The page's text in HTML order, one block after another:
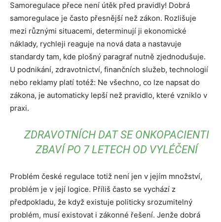
Samoregulace přece není útěk před pravidly! Dobrá
samoregulace je často přesnější než zákon. Rozlišuje
mezi různými situacemi, determinují ji ekonomické
náklady, rychleji reaguje na nová data a nastavuje
standardy tam, kde plošný paragraf nutně zjednodušuje.
U podnikání, zdravotnictví, finančních služeb, technologií
nebo reklamy platí totéž: Ne všechno, co lze napsat do
zákona, je automaticky lepší než pravidlo, které vzniklo v
praxi.
ZDRAVOTNÍCH DAT SE ONKOPACIENTI
ZBAVÍ PO 7 LETECH OD VYLÉČENÍ
Problém české regulace totiž není jen v jejím množství,
problém je v její logice. Příliš často se vychází z
předpokladu, že když existuje politicky srozumitelný
problém, musí existovat i zákonné řešení. Jenže dobrá